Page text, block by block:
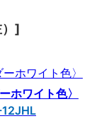
）]
ホワイト色〉